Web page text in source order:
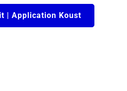
| Application Koust